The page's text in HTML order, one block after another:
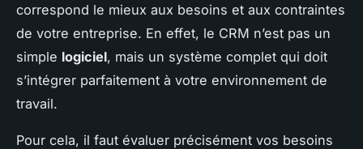
correspond le mieux aux besoins et aux contraintes
de votre entreprise. En effet, le CRM n’est pas un
simple logiciel, mais un système complet qui doit
s’intégrer parfaitement à votre environnement de
travail.
Pour cela, il faut évaluer précisément vos besoins